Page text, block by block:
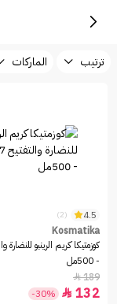
ترتيب الماركات
4.5
(2)
Kosmatika
- 500مل
189

132

-30%